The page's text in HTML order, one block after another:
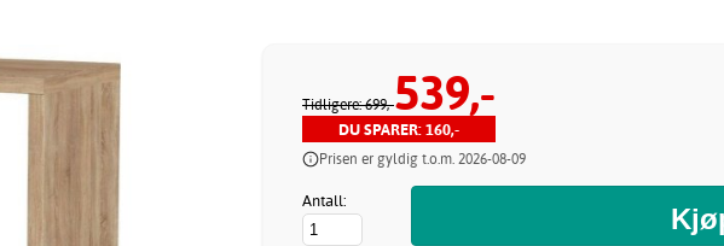
Tidligere: 699,-539,-
DU SPARER: 160,-
Prisen er gyldig t.o.m. 2026-08-09
Antall: